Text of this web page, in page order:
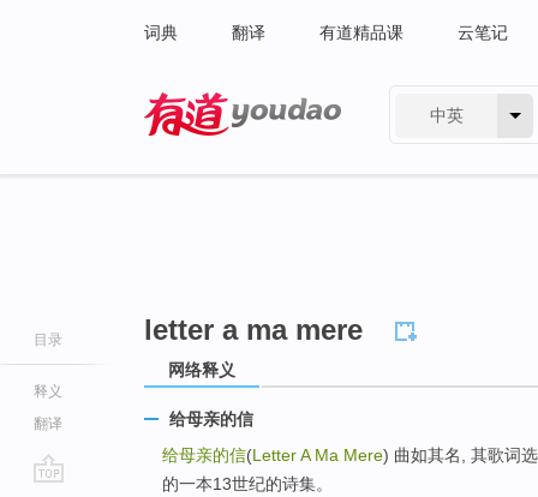
词典 翻译 有道精品课 云笔记
中英
目录
释义
翻译
letter a ma mere
网络释义
给母亲的信
给母亲的信(Letter A Ma Mere) 曲如其名, 其歌词
的一本13世纪的诗集。